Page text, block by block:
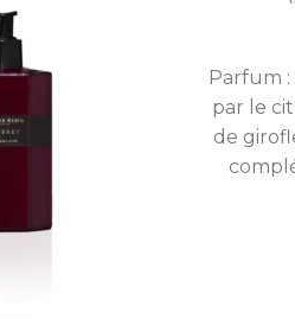
Parfum
par le
de